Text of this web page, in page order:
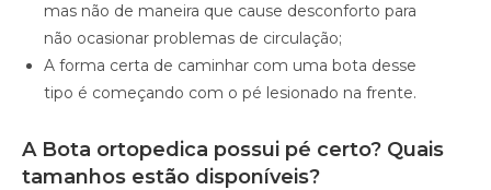
mas não de maneira que cause desconforto para
não ocasionar problemas de circulação;
A forma certa de caminhar com uma bota desse
tipo é começando com o pé lesionado na frente.
A Bota ortopedica possui pé certo? Quais
tamanhos estão disponíveis?